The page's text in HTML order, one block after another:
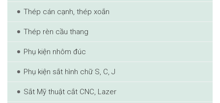
Thép cán cạnh, thép xoắn
Thép rèn cầu thang
Phụ kiện nhôm đúc
Phụ kiện sắt hình chữ S, C, J
Sắt Mỹ thuật cắt CNC, Lazer